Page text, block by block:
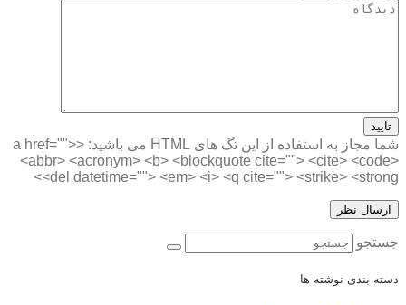
تایید
شما مجاز به استفاده از این تگ های HTML می باشید:
<a href="">
<abbr> <acronym> <b> <blockquote cite=""> <cite> <code>
<del datetime=""> <em> <i> <q cite=""> <strike> <strong>
جستجو
دسته بندی نوشته ها